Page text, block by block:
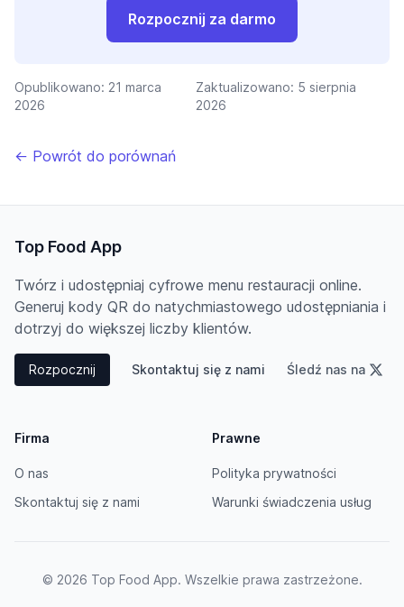
Rozpocznij za darmo
Opublikowano: 21 marca
2026
Zaktualizowano: 5 sierpnia
2026
← Powrót do porównań
Top Food App
Twórz i udostępniaj cyfrowe menu restauracji online.
Generuj kody QR do natychmiastowego udostępniania i
dotrzyj do większej liczby klientów.
Rozpocznij Skontaktuj się z nami Śledź nas na
Firma
O nas
Skontaktuj się z nami
Prawne
Polityka prywatności
Warunki świadczenia usług
© 2026 Top Food App. Wszelkie prawa zastrzeżone.